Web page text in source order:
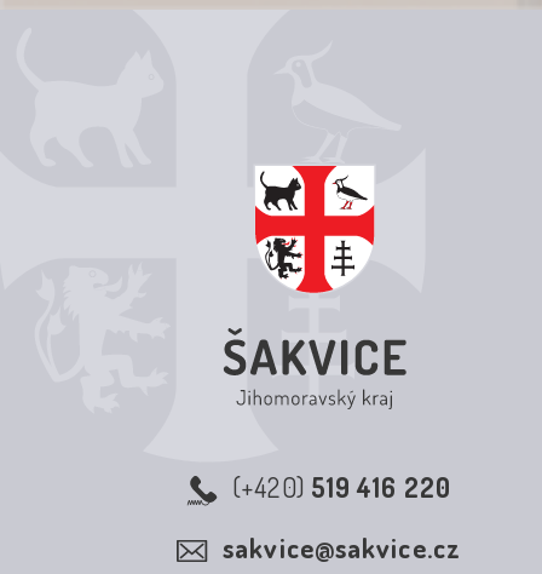
(+420) 519 416 220
sakvice@sakvice.cz